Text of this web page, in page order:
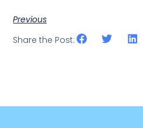
Previous
Share the Post: